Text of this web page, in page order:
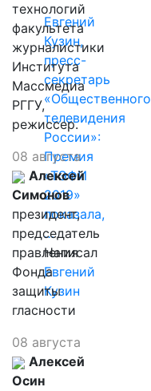
Евгений
Кузин,
пресс-
секретарь
«Общественного
телевидения
России»:
Премия
«ТЭФИ
2019»
показала,
…
Написал
Евгений
Кузин
технологий
факультета
журналистики
Института
Массмедиа
РГГУ,
режиссер.
08 августа
Алексей
Симонов
президент,
председатель
правления
Фонда
защиты
гласности
08 августа
Алексей
Осин